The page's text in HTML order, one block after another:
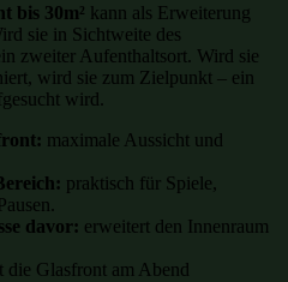
bis 30m² kann als Erweiterung
sie in Sichtweite des
zweiter Aufenthaltsort. Wird sie
wird sie zum Zielpunkt – ein
wird.
maximale Aussicht und
praktisch für Spiele,
davor: erweitert den Innenraum
die Glasfront am Abend